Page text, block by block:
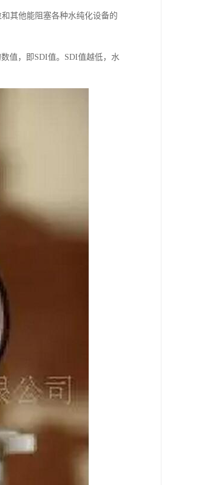
其他能阻塞各种水纯化设备的
值，即SDI值。SDI值越低，水